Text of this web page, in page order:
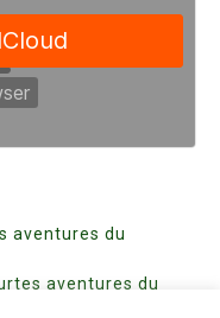
aventures du
aventures du